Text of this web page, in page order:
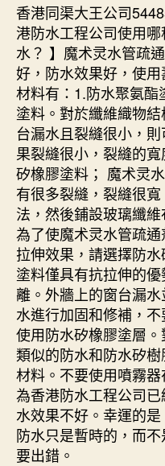
香港同渠大王公司
港防水工程公司使用
水？ 】魔术灵水管疏
好，防水效果好，使
材料有：1.防水聚氨
塗料。對於纖維織物
台漏水且裂縫很小，
果裂縫很小，裂縫的
矽橡膠塗料； 魔术灵
有很多裂縫，裂縫很
法，然後鋪設玻璃纖
為了使魔术灵水管疏
拉伸效果，請選擇防
塗料僅具有抗拉伸的
離。外牆上的窗台漏
水進行加固和修補，
使用防水矽橡膠塗層
類似的防水和防水矽
材料。不要使用噴霧
為香港防水工程公司
水效果不好。幸運的
防水只是暫時的，而
要出錯。